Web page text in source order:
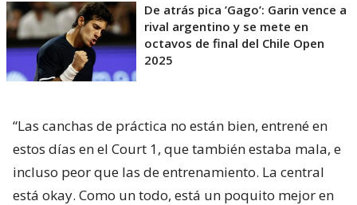
De atrás pica ’Gago’: Garin vence a
rival argentino y se mete en
octavos de final del Chile Open
2025
“Las canchas de práctica no están bien, entrené en
estos días en el Court 1, que también estaba mala, e
incluso peor que las de entrenamiento. La central
está okay. Como un todo, está un poquito mejor en